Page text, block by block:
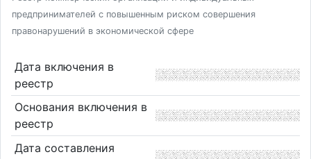
предпринимателей с повышенным риском совершения
правонарушений в экономической сфере
Дата включения в
реестр
Основания включения в
реестр
Дата составления